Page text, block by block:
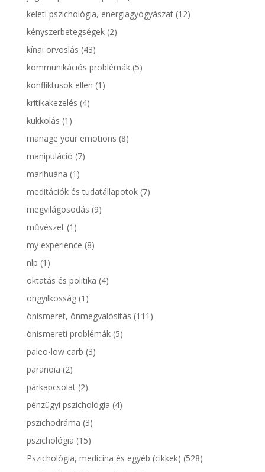
keleti pszichológia, energiagyógyászat(12)
kényszerbetegségek(2)
kínai orvoslás (43)
kommunikációs problémák(5)
konfliktusok ellen (1)
kritikakezelés (4)
kukkolás (1)
manage your emotions (8)
manipuláció (7)
marihuána (1)
meditációk és tudatállapotok(7)
megvilágosodás (9)
művészet(1)
my experience (8)
nlp (1)
oktatás és politika (4)
öngyilkosság(1)
önismeret, önmegvalósítás (111)
önismereti problémák(5)
paleo-low carb (3)
paranoia (2)
párkapcsolat(2)
pénzügyi pszichológia (4)
pszichodráma (3)
pszichológia (15)
Pszichológia, medicina és egyéb (cikkek) (528)